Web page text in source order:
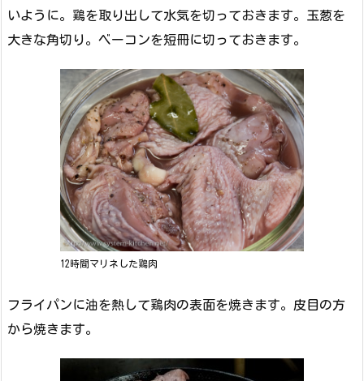
いように。鶏を取り出して水気を切っておきます。玉葱を
大きな角切り。ベーコンを短冊に切っておきます。
12時間マリネした鶏肉
フライパンに油を熱して鶏肉の表面を焼きます。皮目の方
から焼きます。